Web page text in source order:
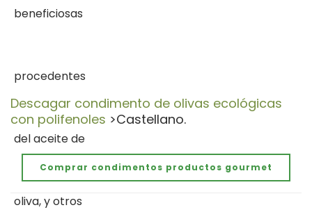
Descagar condimento de olivas ecológicas
con polifenoles >Castellano.
Comprar condimentos productos gourmet